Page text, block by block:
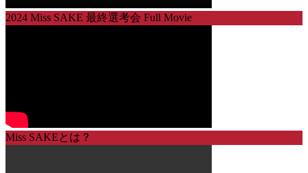
2024 Miss SAKE 最終選考会 Full Movie
Miss SAKEとは？